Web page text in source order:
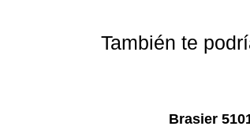
También te
Brasier